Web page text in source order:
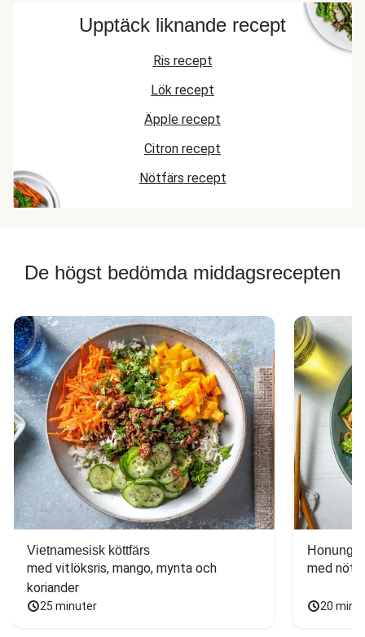
Upptäck liknande recept
Ris recept
Lök recept
Äpple recept
Citron recept
Nötfärs recept
De högst bedömda middagsrecepten
Vietnamesisk köttfärs
med vitlöksris, mango, mynta och
koriander
25 minuter
med
20